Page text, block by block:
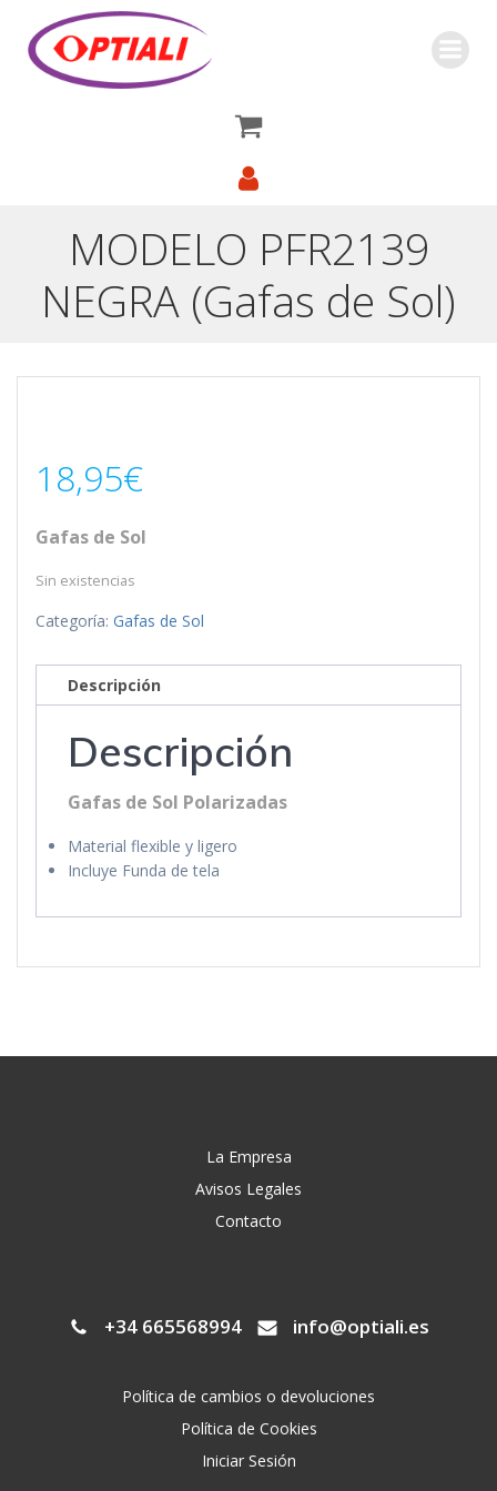
contenido
MODELO PFR2139
NEGRA (Gafas de Sol)
18,95€
Gafas de Sol
Sin existencias
Categoría: Gafas de Sol
Descripción
Descripción
Gafas de Sol Polarizadas
Material flexible y ligero
Incluye Funda de tela
La Empresa
Avisos Legales
Contacto
+34 665568994 info@optiali.es
Política de cambios o devoluciones
Política de Cookies
Iniciar Sesión